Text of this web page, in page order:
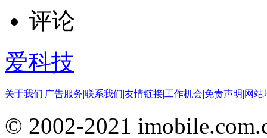
评论
爱科技
关于我们|广告服务|联系我们|友情链接|工作机会|免责声明|网站
© 2002-2021